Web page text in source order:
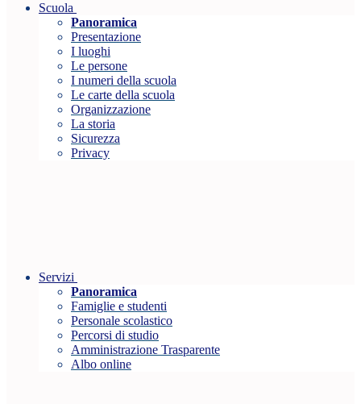
Scuola
Panoramica
Presentazione
I luoghi
Le persone
I numeri della scuola
Le carte della scuola
Organizzazione
La storia
Sicurezza
Privacy
Servizi
Panoramica
Famiglie e studenti
Personale scolastico
Percorsi di studio
Amministrazione Trasparente
Albo online